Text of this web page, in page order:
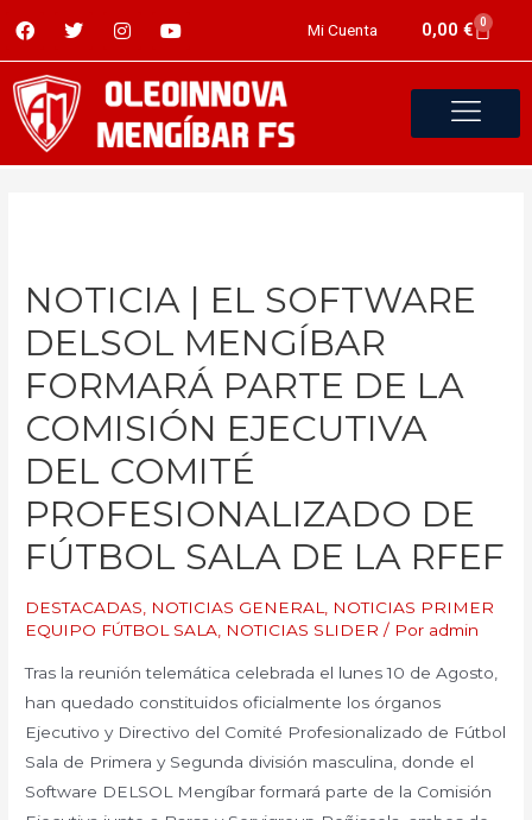
Mi Cuenta 0,00 € 0
NOTICIA | EL SOFTWARE
DELSOL MENGÍBAR
FORMARÁ PARTE DE LA
COMISIÓN EJECUTIVA
DEL COMITÉ
PROFESIONALIZADO DE
FÚTBOL SALA DE LA RFEF
DESTACADAS NOTICIAS GENERAL
NOTICIAS PRIMER
EQUIPO FÚTBOL SALA
NOTICIAS SLIDER / Por admin
Tras la reunión telemática celebrada el lunes 10 de Agosto,
han quedado constituidos oficialmente los órganos
Ejecutivo y Directivo del Comité Profesionalizado de Fútbol
Sala de Primera y Segunda división masculina, donde el
Software DELSOL Mengíbar formará parte de la Comisión